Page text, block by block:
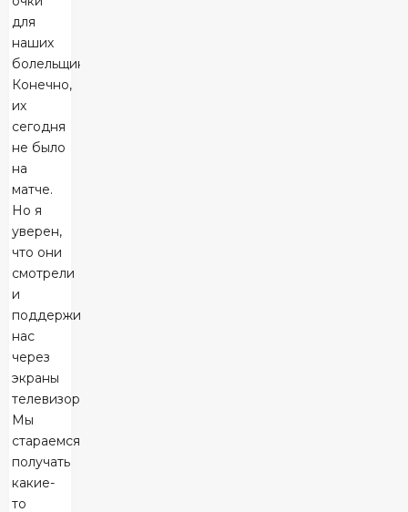
для
наших
болельщиков.
Конечно,
их
сегодня
не было
на
матче.
Но я
уверен,
что они
смотрели
и
поддерживали
нас
через
экраны
телевизоров.
Мы
стараемся
получать
какие-
то